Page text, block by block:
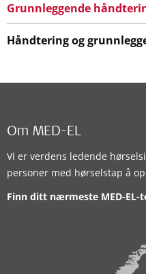
Grunnleggende
Håndtering og
Om MED-EL
Vi er verdens ledende
personer med hørselstap å
Finn ditt nærmeste MED-EL-